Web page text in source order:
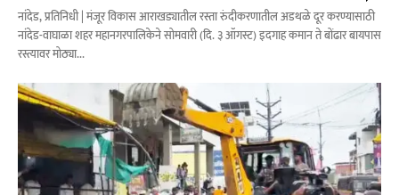
नांदेड, प्रतिनिधी | मंजूर विकास आराखड्यातील रस्ता रुंदीकरणातील अडथळे दूर करण्यासाठी
नांदेड-वाघाळा शहर महानगरपालिकेने सोमवारी (दि. ३ ऑगस्ट) इदगाह कमान ते बोंढार बायपास
रस्त्यावर मोठ्या...